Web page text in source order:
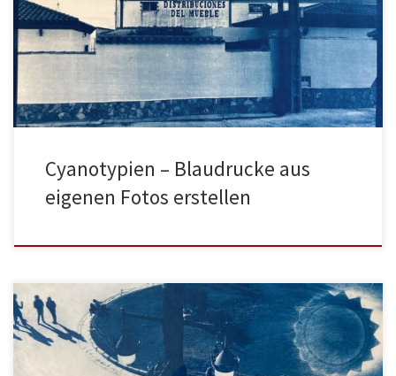
Cyanotypien – Blaudrucke aus
eigenen Fotos erstellen